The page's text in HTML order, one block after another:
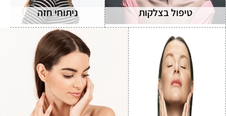
טיפול בצלקות ניתוחי חזה